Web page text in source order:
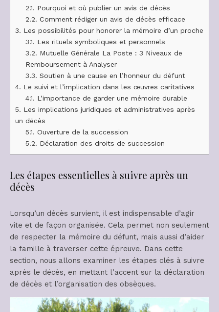
2.1. Pourquoi et où publier un avis de décès
2.2. Comment rédiger un avis de décès efficace
3. Les possibilités pour honorer la mémoire d’un proche
3.1. Les rituels symboliques et personnels
3.2. Mutuelle Générale La Poste : 3 Niveaux de
Remboursement à Analyser
3.3. Soutien à une cause en l’honneur du défunt
4. Le suivi et l’implication dans les œuvres caritatives
4.1. L’importance de garder une mémoire durable
5. Les implications juridiques et administratives après
un décès
5.1. Ouverture de la succession
5.2. Déclaration des droits de succession
Les étapes essentielles à suivre après un
décès
Lorsqu’un décès survient, il est indispensable d’agir
vite et de façon organisée. Cela permet non seulement
de respecter la mémoire du défunt, mais aussi d’aider
la famille à traverser cette épreuve. Dans cette
section, nous allons examiner les étapes clés à suivre
après le décès, en mettant l’accent sur la déclaration
de décès et l’organisation des obsèques.